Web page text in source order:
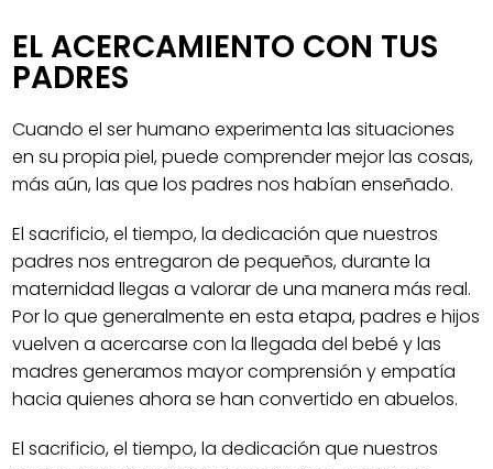
EL ACERCAMIENTO CON TUS
PADRES
Cuando el ser humano experimenta las situaciones
en su propia piel, puede comprender mejor las cosas,
más aún, las que los padres nos habían enseñado.
El sacrificio, el tiempo, la dedicación que nuestros
padres nos entregaron de pequeños, durante la
maternidad llegas a valorar de una manera más real.
Por lo que generalmente en esta etapa, padres e hijos
vuelven a acercarse con la llegada del bebé y las
madres generamos mayor comprensión y empatía
hacia quienes ahora se han convertido en abuelos.
El sacrificio, el tiempo, la dedicación que nuestros